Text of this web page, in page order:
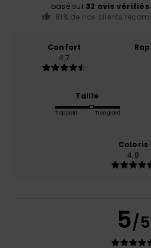
basé sur 32 avis vérifiés
81% de nos clients
Confort
4.7
Taille
Trop petit Trop grand
Coloris
4.8
5/5